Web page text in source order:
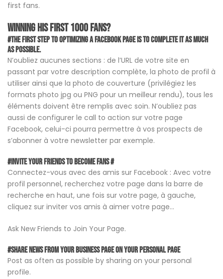
first fans.
Winning his first 1000 fans?
#The first step to optimizing a Facebook page is to complete it as much
as possible.
N’oubliez aucunes sections : de l’URL de votre site en
passant par votre description complète, la photo de profil à
utiliser ainsi que la photo de couverture (privilégiez les
formats photo jpg ou PNG pour un meilleur rendu), tous les
éléments doivent être remplis avec soin. N’oubliez pas
aussi de configurer le call to action sur votre page
Facebook, celui-ci pourra permettre à vos prospects de
s’abonner à votre newsletter par exemple.
#Invite Your Friends to Become Fans #
Connectez-vous avec des amis sur Facebook : Avec votre
profil personnel, recherchez votre page dans la barre de
recherche en haut, une fois sur votre page, à gauche,
cliquez sur inviter vos amis à aimer votre page…
Ask New Friends to Join Your Page.
#Share news from your business page on your personal page
Post as often as possible by sharing on your personal
profile.